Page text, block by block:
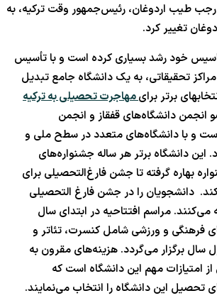
رجب طیب اردوغان، رئیس‌جمهور وقت ترکیه، به
تغییر کرد.
خود رشد بسیاری کرده است و با تأسیس
تحقیقاتی، به یک دانشگاه جامع تبدیل
برتر برایمهاجرت تحصیلی به ترکیه
انجمن دانشگاه‌های قفقاز و انجمن
و با دانشگاه‌های متعدد در سطح ملی و
این دانشگاه برتر هر ساله جشنواره‌های
بهاره گرفته تا جشن فارغ‌التحصیلی برای
دانشجویان را در جشن فارغ التحصیلی
می‌کنند. مراسم افتتاحیه در ابتدای سال
فرهنگی و ورزشی شامل کنسرت، تئاتر و
سال برگزار می‌گردد. هزینه‌های مقرون به
امتیازات مهم این دانشگاه است که
تحصیل این دانشگاه را انتخاب می‌نمایند.